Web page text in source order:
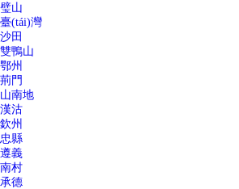
璧山
臺(tái)灣
沙田
雙鴨山
鄂州
荊門
山南地
漢沽
欽州
忠縣
遵義
南村
承德